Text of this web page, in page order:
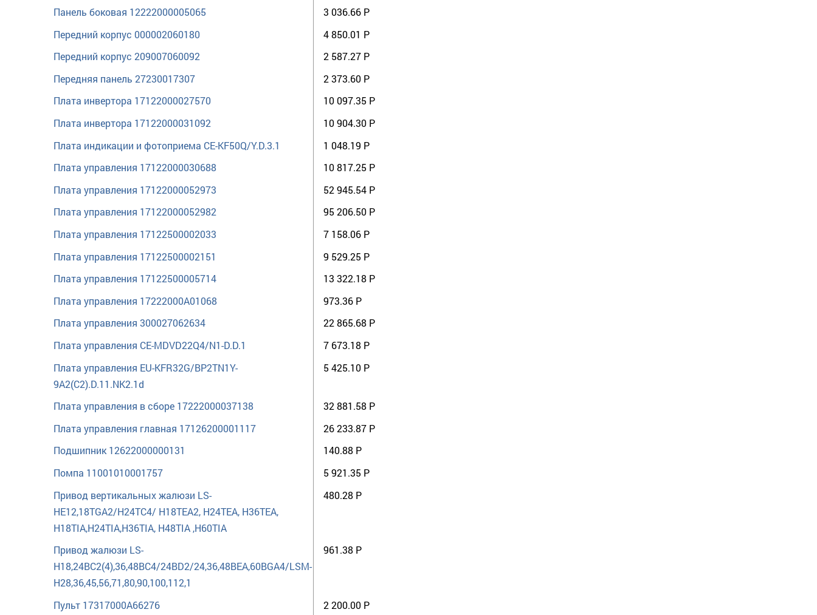
Панель боковая 12222000005065
3 036.66 Р
Передний корпус 000002060180
4 850.01 Р
Передний корпус 209007060092
2 587.27 Р
Передняя панель 27230017307
2 373.60 Р
Плата инвертора 17122000027570
10 097.35 Р
Плата инвертора 17122000031092
10 904.30 Р
Плата индикации и фотоприема CE-KF50Q/Y.D.3.1
1 048.19 Р
Плата управления 17122000030688
10 817.25 Р
Плата управления 17122000052973
52 945.54 Р
Плата управления 17122000052982
95 206.50 Р
Плата управления 17122500002033
7 158.06 Р
Плата управления 17122500002151
9 529.25 Р
Плата управления 17122500005714
13 322.18 Р
Плата управления 17222000A01068
973.36 Р
Плата управления 300027062634
22 865.68 Р
Плата управления CE-MDVD22Q4/N1-D.D.1
7 673.18 Р
Плата управления EU-KFR32G/BP2TN1Y-
9A2(C2).D.11.NK2.1d
5 425.10 Р
Плата управления в сборе 17222000037138
32 881.58 Р
Плата управления главная 17126200001117
26 233.87 Р
Подшипник 12622000000131
140.88 Р
Помпа 11001010001757
5 921.35 Р
Привод вертикальных жалюзи LS-
HE12,18TGA2/H24TC4/ H18TEA2, H24TEA, H36TEA,
H18TIA,H24TIA,H36TIA, H48TIA ,H60TIA
480.28 Р
Привод жалюзи LS-
H18,24BC2(4),36,48BC4/24BD2/24,36,48BEA,60BGA4/LSM-
H28,36,45,56,71,80,90,100,112,1
961.38 Р
Пульт 17317000A66276 2 200.00 Р